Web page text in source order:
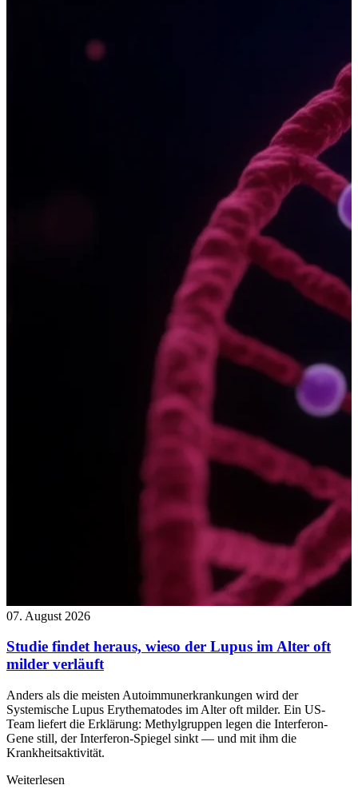
07. August 2026
Studie findet heraus, wieso der Lupus im Alter oft
milder verläuft
Anders als die meisten Autoimmunerkrankungen wird der
Systemische Lupus Erythematodes im Alter oft milder. Ein US-
Team liefert die Erklärung: Methylgruppen legen die Interferon-
Gene still, der Interferon-Spiegel sinkt — und mit ihm die
Krankheitsaktivität.
Weiterlesen